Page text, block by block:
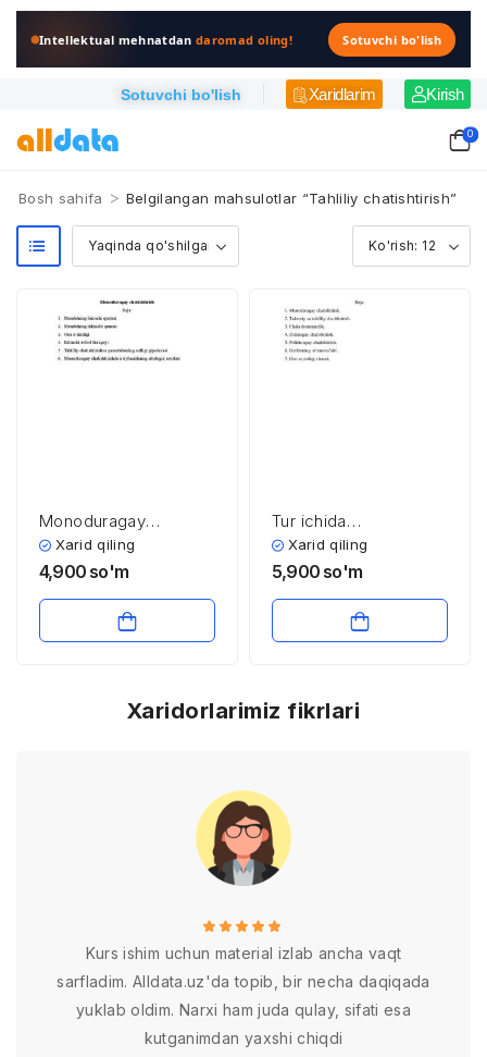
Intellektual mehnatdandaromad oling! Sotuvchi bo'lish
Sotuvchi bo'lish Xaridlarim Kirish
0
Bosh sahifa > Belgilangan mahsulotlar “Tahliliy chatishtirish”
Monoduragay
chatishtirish
Xarid qiling
4,900 so'm
Tur ichida
duragaylashda irsiyat
qonunlari
Xarid qiling
5,900 so'm
Xaridorlarimiz fikrlari
Kurs ishim uchun material izlab ancha vaqt
sarfladim. Alldata.uz'da topib, bir necha daqiqada
yuklab oldim. Narxi ham juda qulay, sifati esa
kutganimdan yaxshi chiqdi